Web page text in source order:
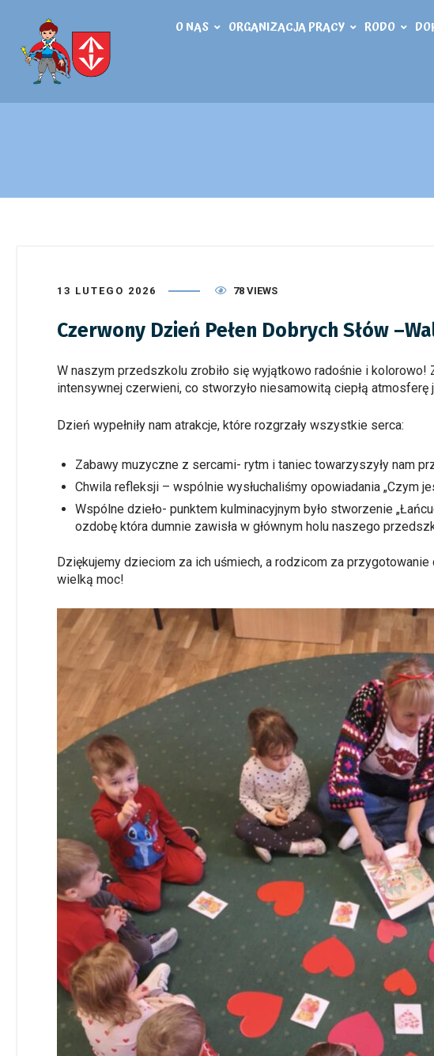
O NAS ORGANIZACJA PRACY RODO
13 LUTEGO 2026 78 VIEWS
Czerwony Dzień Pełen Dobrych Słów
W naszym przedszkolu zrobiło się wyjątkowo radośnie i
intensywnej czerwieni, co stworzyło niesamowitą ciepłą atmosferę
Dzień wypełniły nam atrakcje, które rozgrzały wszystkie serca:
Zabawy muzyczne z sercami- rytm i taniec towarzyszyły nam
Chwila refleksji – wspólnie wysłuchaliśmy opowiadania „Czym
Wspólne dzieło- punktem kulminacyjnym było stworzenie
ozdobę która dumnie zawisła w głównym holu naszego
Dziękujemy dzieciom za ich uśmiech, a rodzicom za
wielką moc!